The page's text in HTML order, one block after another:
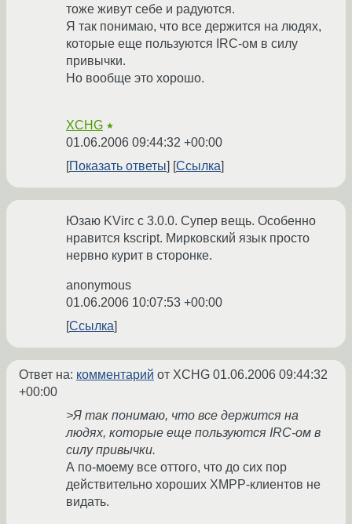
тоже живут себе и радуются.
Я так понимаю, что все держится на людях,
которые еще пользуются IRC-ом в силу
привычки.
Но вообще это хорошо.
XCHG ★
01.06.2006 09:44:32 +00:00
Показать ответы
Ссылка
Юзаю KVirc с 3.0.0. Супер вещь. Особенно
нравится kscript. Мирковский язык просто
нервно курит в сторонке.
anonymous
01.06.2006 10:07:53 +00:00
Ссылка
Ответ на: комментарий от XCHG 01.06.2006 09:44:32
+00:00
>Я так понимаю, что все держится на
людях, которые еще пользуются IRC-ом в
силу привычки.
А по-моему все оттого, что до сих пор
действительно хороших XMPP-клиентов не
видать.